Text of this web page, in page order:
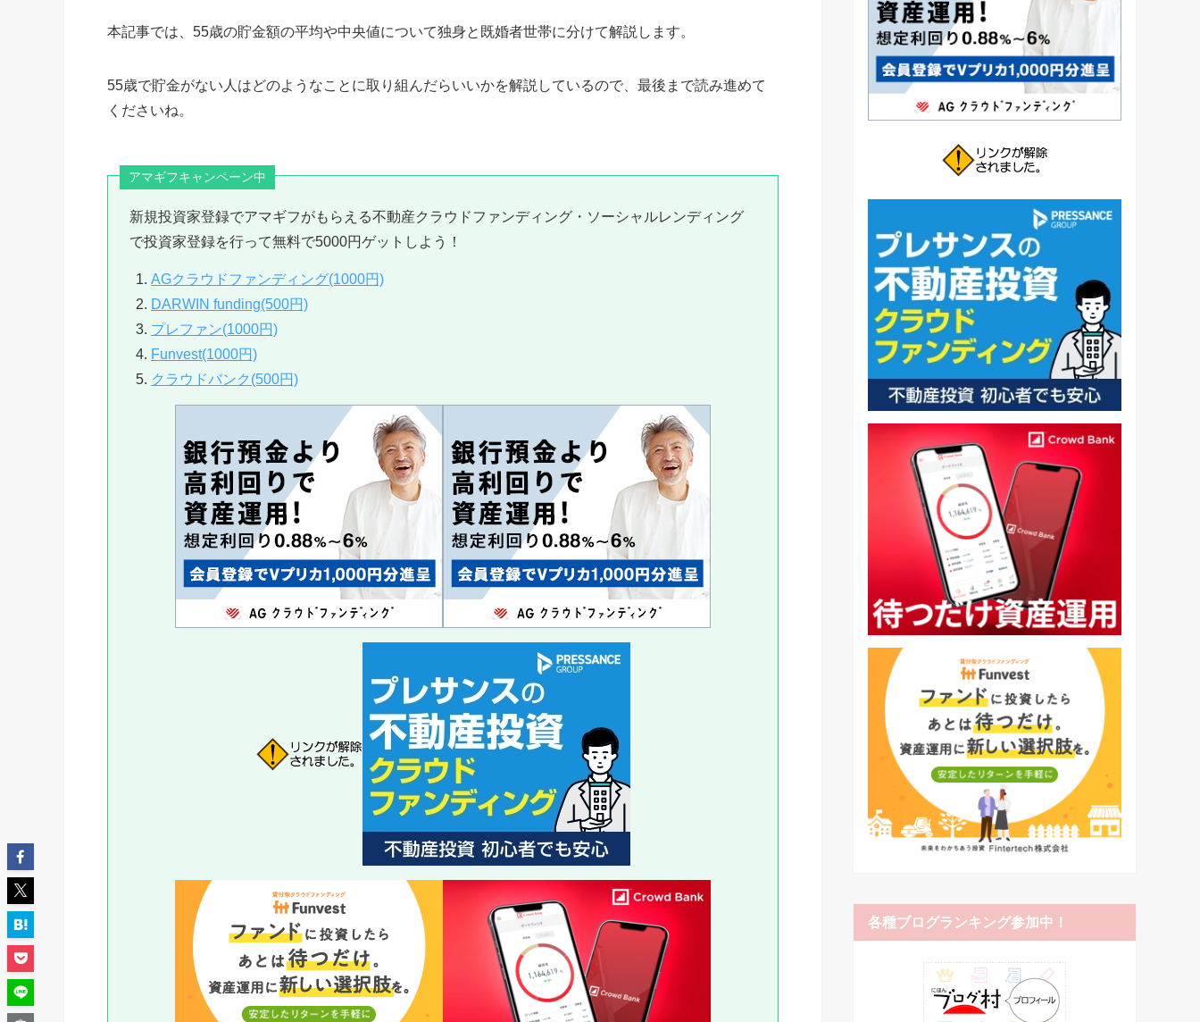
本記事では、55歳の貯金額の平均や中央値について独身と既婚者世帯に分けて解説します。
55歳で貯金がない人はどのようなことに取り組んだらいいかを解説しているので、最後まで読み進めて
くださいね。
アマギフキャンペーン中
新規投資家登録でアマギフがもらえる不動産クラウドファンディング・ソーシャルレンディング
で投資家登録を行って無料で5000円ゲットしよう！
AGクラウドファンディング(1000円)
DARWIN funding(500円)
プレファン(1000円)
Funvest(1000円)
クラウドバンク(500円)
各種ブログランキング参加中！